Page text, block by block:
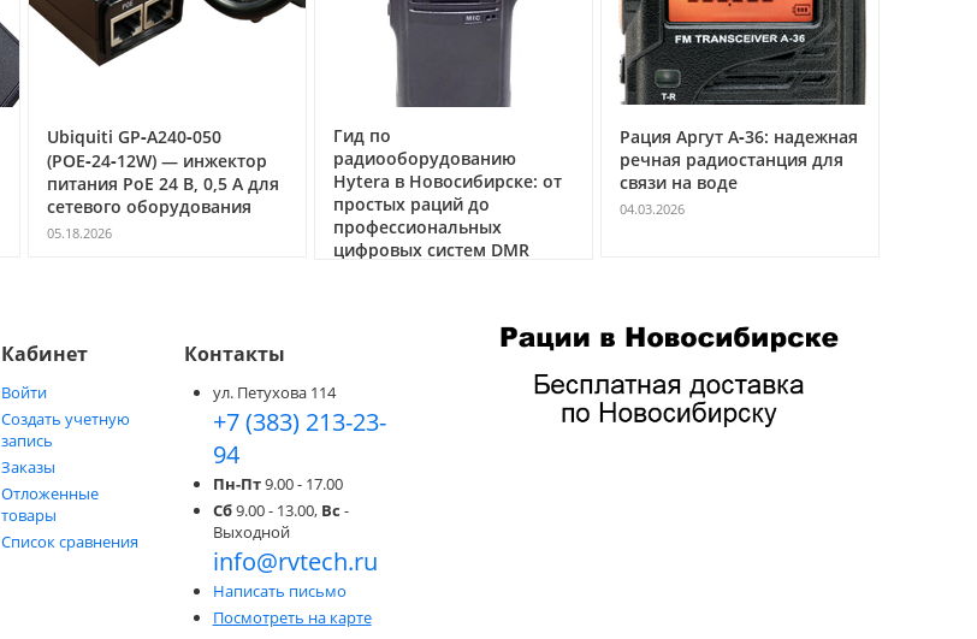
Ubiquiti GP‑A240‑050
(POE‑24‑12W) — инжектор
питания PoE 24 В, 0,5 А для
сетевого оборудования
05.18.2026
Гид по
радиооборудованию
Hytera в Новосибирске: от
простых раций до
профессиональных
цифровых систем DMR
Рация Аргут А‑36: надежная
речная радиостанция для
связи на воде
04.03.2026
Кабинет
Войти
Создать учетную
запись
Заказы
Отложенные
товары
Список сравнения
Контакты
ул. Петухова 114
+7 (383) 213-23-
94
Пн-Пт9.00 - 17.00
Сб9.00 - 13.00, Вс -
Выходной
info@rvtech.ru
Написать письмо
Посмотреть на карте